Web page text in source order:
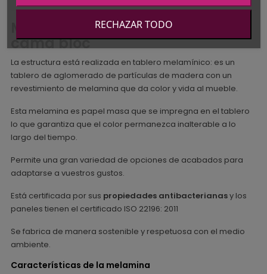
Materiales de la Litera Lur con
cama bloc
La estructura está realizada en tablero melamínico: es un
tablero de aglomerado de partículas de madera con un
revestimiento de melamina que da color y vida al mueble.
Esta melamina es papel masa que se impregna en el tablero
lo que garantiza que el color permanezca inalterable a lo
largo del tiempo.
Permite una gran variedad de opciones de acabados para
adaptarse a vuestros gustos.
Está certificada por sus propiedades antibacterianasy los
paneles tienen el certificado ISO 22196: 2011
Se fabrica de manera sostenible y respetuosa con el medio
ambiente.
Características de la melamina
RECHAZAR TODO